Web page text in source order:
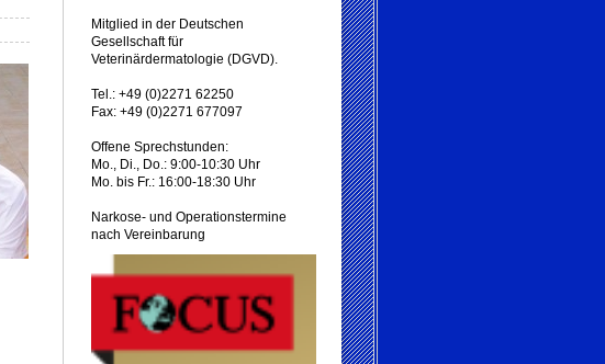
Mitglied in der Deutschen
Gesellschaft für
Veterinärdermatologie (DGVD).
Tel.: +49 (0)2271 62250
Fax: +49 (0)2271 677097
Offene Sprechstunden:
Mo., Di., Do.: 9:00-10:30 Uhr
Mo. bis Fr.: 16:00-18:30 Uhr
Narkose- und Operationstermine
nach Vereinbarung